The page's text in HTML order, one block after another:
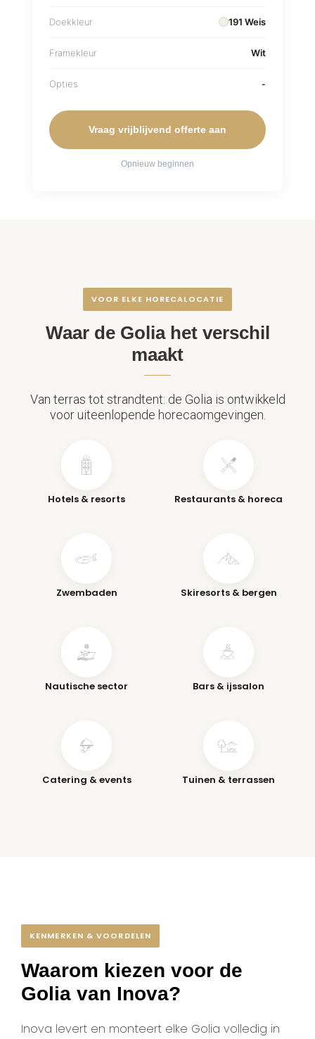
Doekkleur 191 Weis
Framekleur Wit
Opties -
Vraag vrijblijvend offerte aan
Opnieuw beginnen
VOOR ELKE HORECALOCATIE
Waar de Golia het verschil
maakt
Van terras tot strandtent: de Golia is ontwikkeld
voor uiteenlopende horecaomgevingen.
Hotels & resorts Restaurants & horeca
Zwembaden Skiresorts & bergen
Nautische sector Bars & ijssalon
Catering & events Tuinen & terrassen
KENMERKEN & VOORDELEN
Waarom kiezen voor de
Golia van Inova?
Inova levert en monteert elke Golia volledig in